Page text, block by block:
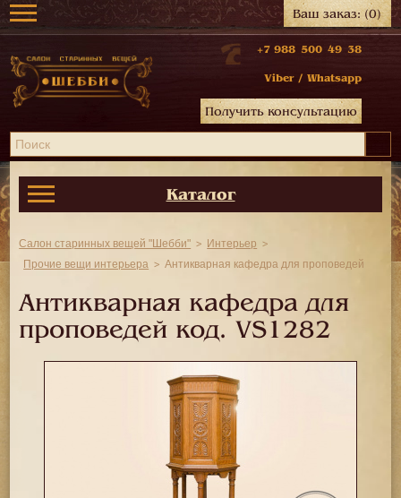
Ваш заказ:(0)
+7 988 500 49 38
Viber / Whatsapp
Получить консультацию
Каталог
Салон старинных вещей "Шебби"
Интерьер
Прочие вещи интерьера
Антикварная кафедра для проповедей
Антикварная кафедра для
проповедей код.VS1282